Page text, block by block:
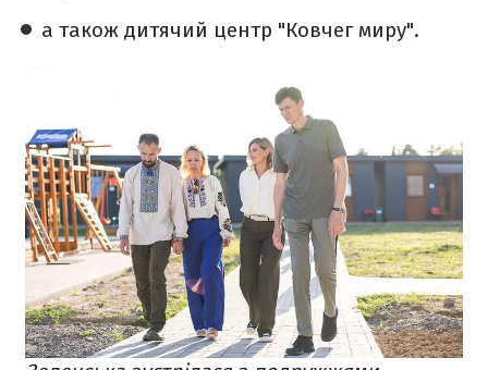
а також дитячий центр "Ковчег миру".